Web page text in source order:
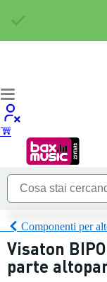
Componenti per
Visaton
parte